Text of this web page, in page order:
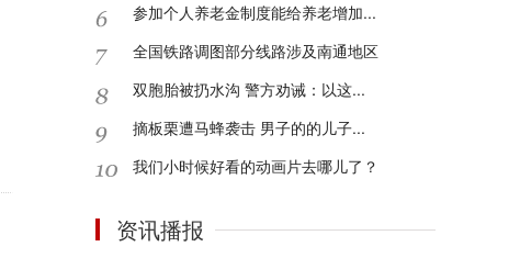
参加个人养老金制度能给养老增加...
全国铁路调图部分线路涉及南通地区
双胞胎被扔水沟 警方劝诫：以这...
摘板栗遭马蜂袭击 男子的的儿子...
我们小时候好看的动画片去哪儿了？
资讯播报